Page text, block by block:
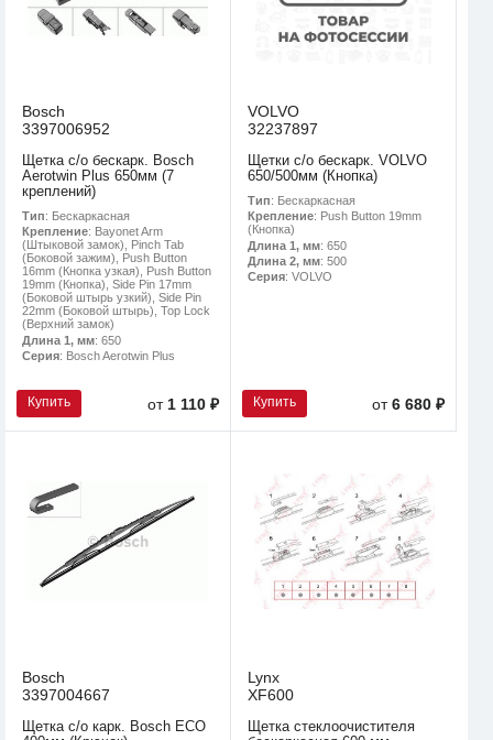
Bosch
3397006952
Щетка с/о бескарк. Bosch
Aerotwin Plus 650мм (7
креплений)
Тип: Бескаркасная
Крепление: Bayonet Arm
(Штыковой замок), Pinch Tab
(Боковой зажим), Push Button
16mm (Кнопка узкая), Push Button
19mm (Кнопка), Side Pin 17mm
(Боковой штырь узкий), Side Pin
22mm (Боковой штырь), Top Lock
(Верхний замок)
Длина 1, мм: 650
Серия: Bosch Aerotwin Plus
Купить от1 110 ₽
VOLVO
32237897
Щетки с/о бескарк. VOLVO
650/500мм (Кнопка)
Тип: Бескаркасная
Крепление: Push Button 19mm
(Кнопка)
Длина 1, мм: 650
Длина 2, мм: 500
Серия: VOLVO
Купить от6 680 ₽
Bosch
3397004667
Щетка с/о карк. Bosch ECO
Lynx
XF600
Щетка стеклоочистителя